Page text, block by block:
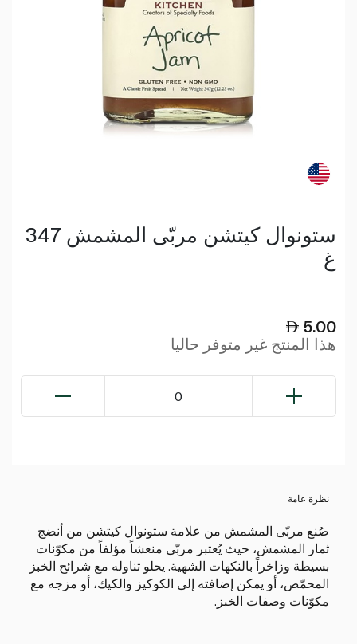
ستونوال كيتشن مربّى المشمش 347
غ
5.00
هذا المنتج غير متوفر حاليا
0
نظرة عامة
صُنع مربّى المشمش من علامة ستونوال كيتشن من أنضج
ثمار المشمش، حيث يُعتبر مربّى منعشاً مؤلفاً من مكوّنات
بسيطة وزاخراً بالنكهات الشهية. يحلو تناوله مع شرائح الخبز
المحمّص، أو يمكن إضافته إلى الكوكيز والكيك، أو مزجه مع
مكوّنات وصفات الخبز.